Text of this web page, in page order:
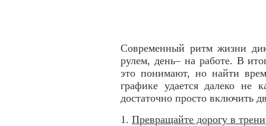
Современный ритм жизни
рулем, день– на работе. В
это понимают, но найти
графике удается далеко не
достаточно просто включить
1. Превращайте дорогу в